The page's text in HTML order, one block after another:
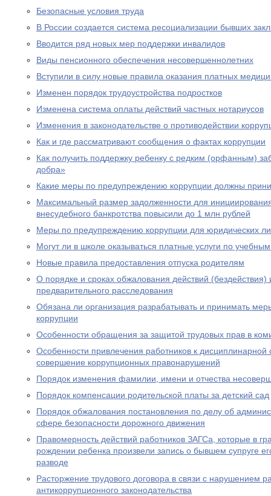
Безопасные условия труда
В России создается система ресоциализации бывших
Вводится ряд новых мер поддержки инвалидов
Виды пенсионного обеспечения несовершеннолетних
Вступили в силу новые правила оказания платных
Изменен порядок трудоустройства подростков
Изменена система оплаты действий частных нотариусов
Изменения в законодательстве о противодействии
Как и где рассматривают сообщения о фактах коррупции
Как получить поддержку ребенку с редким (орфанным)
добра»
Какие меры по предупреждению коррупции должны
Максимальный размер задолженности для
внесудебного банкротства повысили до 1 млн рублей
Меры по предупреждению коррупции для юридических
Могут ли в школе оказываться платные услуги по
Новые правила предоставления отпуска родителям
О порядке и сроках обжалования действий
предварительного расследования
Обязана ли организация разрабатывать и принимать
коррупции
Особенности обращения за защитой трудовых прав в
Особенности привлечения работников к дисциплинарной
совершение коррупционных правонарушений
Порядок изменения фамилии, имени и отчества
Порядок компенсации родительской платы за детский сад
Порядок обжалования постановления по делу об
сфере безопасности дорожного движения
Правомерность действий работников ЗАГСа, которые в
рождении ребенка произвели запись о бывшем супруге
разводе
Расторжение трудового договора в связи с нарушением
антикоррупционного законодательства